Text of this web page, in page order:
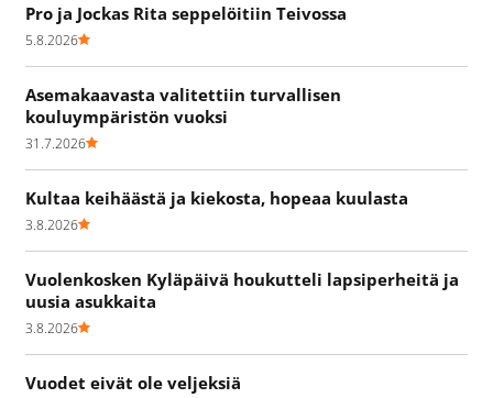
Pro ja Jockas Rita seppelöitiin Teivossa
5.8.2026
Asemakaavasta valitettiin turvallisen
kouluympäristön vuoksi
31.7.2026
Kultaa keihäästä ja kiekosta, hopeaa kuulasta
3.8.2026
Vuolenkosken Kyläpäivä houkutteli lapsiperheitä ja
uusia asukkaita
3.8.2026
Vuodet eivät ole veljeksiä